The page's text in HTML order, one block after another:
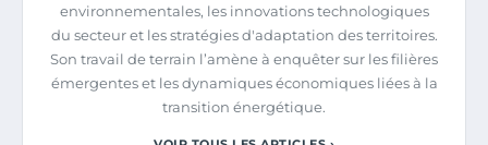
environnementales, les innovations technologiques
du secteur et les stratégies d'adaptation des territoires.
Son travail de terrain l’amène à enquêter sur les filières
émergentes et les dynamiques économiques liées à la
transition énergétique.